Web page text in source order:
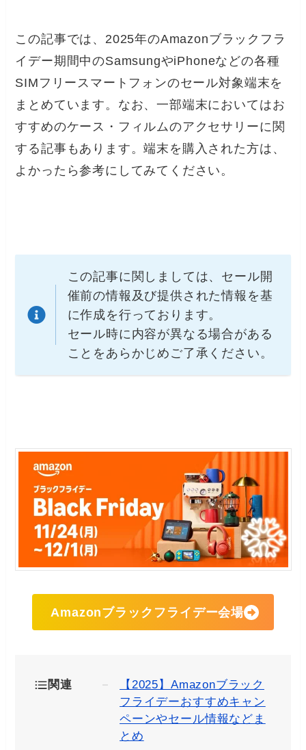
この記事では、2025年のAmazonブラックフラ
イデー期間中のSamsungやiPhoneなどの各種
SIMフリースマートフォンのセール対象端末を
まとめています。なお、一部端末においてはお
すすめのケース・フィルムのアクセサリーに関
する記事もあります。端末を購入された方は、
よかったら参考にしてみてください。
この記事に関しましては、セール開
催前の情報及び提供された情報を基
に作成を行っております。
セール時に内容が異なる場合がある
ことをあらかじめご了承ください。
Amazonブラックフライデー会場
関連
【2025】Amazonブラック
フライデーおすすめキャン
ペーンやセール情報などま
とめ